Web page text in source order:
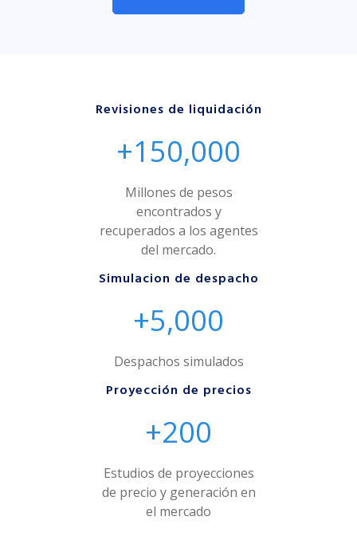
Revisiones de liquidación
150,000
Millones de pesos
encontrados y
recuperados a los agentes
del mercado.
Simulacion de despacho
5,000
Despachos simulados
Proyección de precios
200
Estudios de proyecciones
de precio y generación en
el mercado